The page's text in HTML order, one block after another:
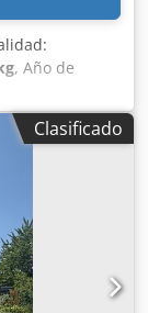
, Año de
Aoy A
y óptico -
Clasificado